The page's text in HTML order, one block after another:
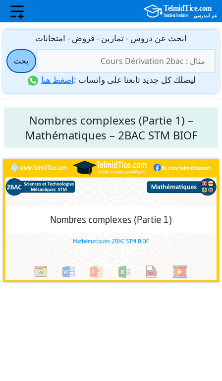
انتقل
المحتوى
ابحث عن دروس - تمارين - فروض - امتحانات
عن:
بحث
ليصلك كل جديد تابعنا على واتساب :اضغط هنا
Nombres complexes (Partie 1) –
Mathématiques – 2BAC STM BIOF